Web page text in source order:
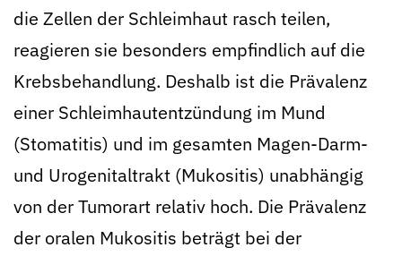
die Zellen der Schleimhaut rasch teilen,
reagieren sie besonders empfindlich auf die
Krebsbehandlung. Deshalb ist die Prävalenz
einer Schleimhautentzündung im Mund
(Stomatitis) und im gesamten Magen-Darm-
und Urogenitaltrakt (Mukositis) unabhängig
von der Tumorart relativ hoch. Die Prävalenz
der oralen Mukositis beträgt bei der